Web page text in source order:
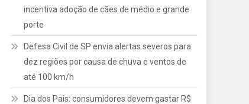
incentiva adoção de cães de médio e grande
porte
Defesa Civil de SP envia alertas severos para
dez regiões por causa de chuva e ventos de
até 100 km/h
Dia dos Pais: consumidores devem gastar R$